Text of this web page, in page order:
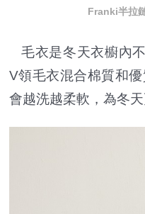
Franki半拉
毛衣是冬天衣櫥內
V領毛衣混合棉質和
會越洗越柔軟，為冬天